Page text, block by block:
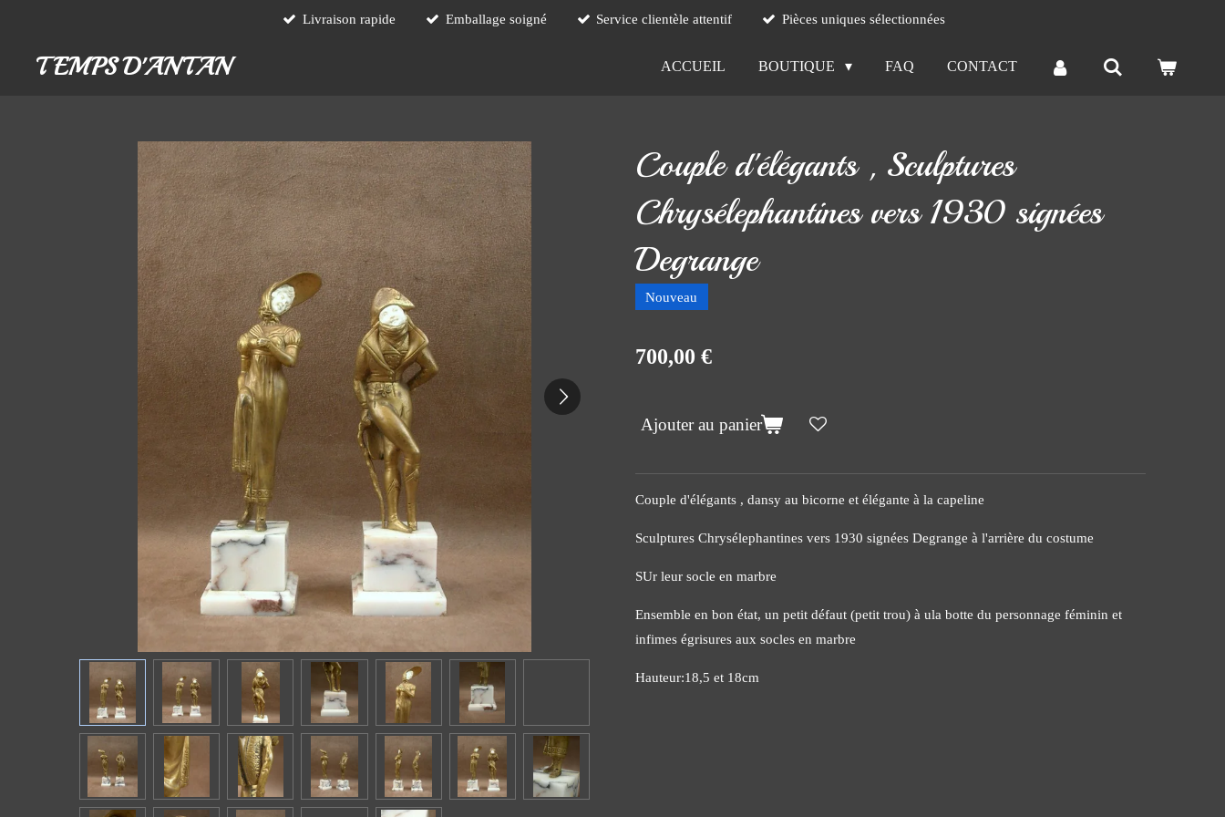
contenu
Livraison rapide Emballage soigné Service clientèle attentif Pièces uniques sélectionnées
TEMPS D'ANTAN ACCUEIL BOUTIQUE FAQ CONTACT
Couple d'élégants , Sculptures
Chrysélephantines vers 1930 signées
Degrange
Nouveau
700,00 €
Ajouter au panier
Couple d'élégants , dansy au bicorne et élégante à la capeline
Sculptures Chrysélephantines vers 1930 signées Degrange à l'arrière du costume
SUr leur socle en marbre
Ensemble en bon état, un petit défaut (petit trou) à ula botte du personnage féminin et
infimes égrisures aux socles en marbre
Hauteur:18,5 et 18cm